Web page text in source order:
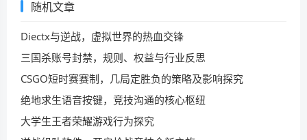
随机文章
Diectx与逆战，虚拟世界的热血交锋
三国杀账号封禁，规则、权益与行业反思
CSGO短时赛赛制，几局定胜负的策略及影响探究
绝地求生语音按键，竞技沟通的核心枢纽
大学生王者荣耀游戏行为探究